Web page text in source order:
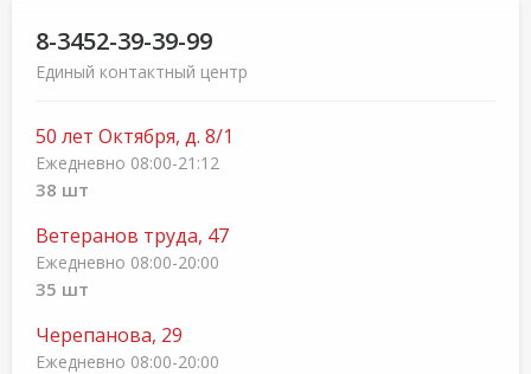
8-3452-39-39-99
Единый контактный центр
50 лет Октября, д. 8/1
Ежедневно 08:00-21:12
38 шт
Ветеранов труда, 47
Ежедневно 08:00-20:00
35 шт
Черепанова, 29
Ежедневно 08:00-20:00